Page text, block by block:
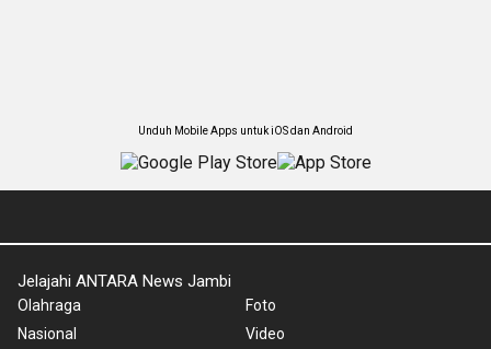
Unduh Mobile Apps untuk iOS dan Android
Jelajahi ANTARA News Jambi
Olahraga
Nasional
Foto
Video